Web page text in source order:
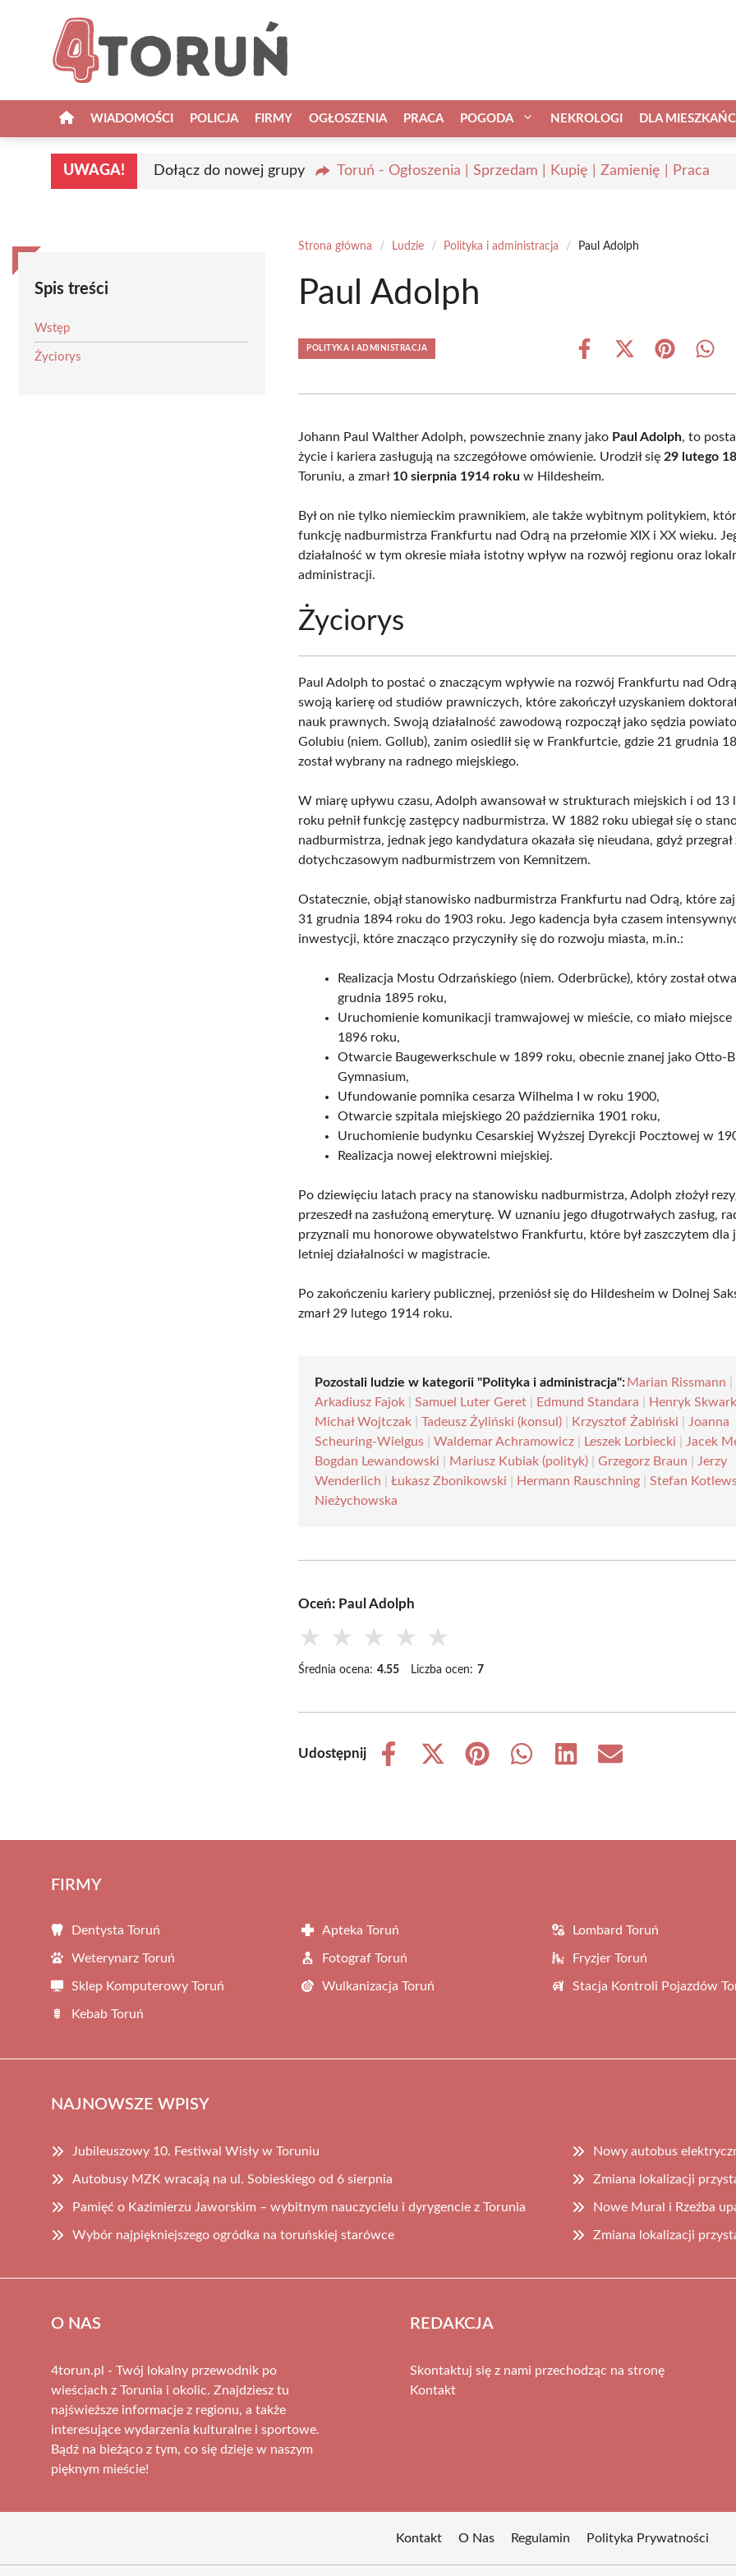
WIADOMOŚCI POLICJA FIRMY OGŁOSZENIA PRACA POGODA NEKROLOGI DLA
UWAGA! Dołącz do nowej grupy Toruń - Ogłoszenia | Sprzedam | Kupię | Zamienię | Praca
Spis treści
Wstęp
Życiorys
Strona główna / Ludzie / Polityka i administracja / Paul Adolph
Paul Adolph
POLITYKA I ADMINISTRACJA
Share
Share
(Twitter)
Share Share
Johann Paul Walther Adolph, powszechnie znany jako Paul Adolph, to
życie i kariera zasługują na szczegółowe omówienie. Urodził się 29 lutego
Toruniu, a zmarł 10 sierpnia 1914 roku w Hildesheim.
Był on nie tylko niemieckim prawnikiem, ale także wybitnym politykiem,
funkcję nadburmistrza Frankfurtu nad Odrą na przełomie XIX i XX wieku.
działalność w tym okresie miała istotny wpływ na rozwój regionu oraz
administracji.
Życiorys
Paul Adolph to postać o znaczącym wpływie na rozwój Frankfurtu nad
swoją karierę od studiów prawniczych, które zakończył uzyskaniem
nauk prawnych. Swoją działalność zawodową rozpoczął jako sędzia
Golubiu (niem. Gollub), zanim osiedlił się w Frankfurtcie, gdzie 21 grudnia
został wybrany na radnego miejskiego.
W miarę upływu czasu, Adolph awansował w strukturach miejskich i od 13
roku pełnił funkcję zastępcy nadburmistrza. W 1882 roku ubiegał się o
nadburmistrza, jednak jego kandydatura okazała się nieudana, gdyż przegrał
dotychczasowym nadburmistrzem von Kemnitzem.
Ostatecznie, objął stanowisko nadburmistrza Frankfurtu nad Odrą, które
31 grudnia 1894 roku do 1903 roku. Jego kadencja była czasem
inwestycji, które znacząco przyczyniły się do rozwoju miasta, m.in.:
Realizacja Mostu Odrzańskiego (niem. Oderbrücke), który został
grudnia 1895 roku,
Uruchomienie komunikacji tramwajowej w mieście, co miało miejsce
1896 roku,
Otwarcie Baugewerkschule w 1899 roku, obecnie znanej jako Otto-
Gymnasium,
Ufundowanie pomnika cesarza Wilhelma I w roku 1900,
Otwarcie szpitala miejskiego 20 października 1901 roku,
Uruchomienie budynku Cesarskiej Wyższej Dyrekcji Pocztowej w
Realizacja nowej elektrowni miejskiej.
Po dziewięciu latach pracy na stanowisku nadburmistrza, Adolph złożył
przeszedł na zasłużoną emeryturę. W uznaniu jego długotrwałych zasług,
przyznali mu honorowe obywatelstwo Frankfurtu, które był zaszczytem dla
letniej działalności w magistracie.
Po zakończeniu kariery publicznej, przeniósł się do Hildesheim w Dolnej
zmarł 29 lutego 1914 roku.
Pozostali ludzie w kategorii "Polityka i administracja":Marian Rissmann
Arkadiusz Fajok |Samuel Luter Geret Edmund Standara Henryk
Michał Wojtczak |Tadeusz Żyliński (konsul) Krzysztof Żabiński
Joanna
Scheuring-Wielgus |Waldemar Achramowicz Leszek Lorbiecki Jacek
Bogdan Lewandowski
Mariusz Kubiak (polityk) |Grzegorz Braun
Jerzy
Wenderlich |Łukasz Zbonikowski Hermann Rauschning |Stefan
Nieżychowska
Oceń: Paul Adolph
★ ★ ★ ★ ★
Średnia ocena: 4.55 Liczba ocen: 7
Udostępnij
Share
Share
Share
Share
Share
Share
FIRMY
Dentysta Toruń Apteka Toruń Lombard Toruń
Weterynarz Toruń Fotograf Toruń Fryzjer Toruń
Sklep Komputerowy Toruń Wulkanizacja Toruń Stacja Kontroli Pojazdów
Kebab Toruń
NAJNOWSZE WPISY
Jubileuszowy 10. Festiwal Wisły w Toruniu Nowy autobus
Autobusy MZK wracają na ul. Sobieskiego od 6 sierpnia Zmiana lokalizacji
Pamięć o Kazimierzu Jaworskim – wybitnym nauczycielu i dyrygencie z Torunia Nowe Mural i Rzeźba
Wybór najpiękniejszego ogródka na toruńskiej starówce Zmiana lokalizacji
O NAS
4torun.pl - Twój lokalny przewodnik po
wieściach z Torunia i okolic. Znajdziesz tu
najświeższe informacje z regionu, a także
interesujące wydarzenia kulturalne i sportowe.
Bądź na bieżąco z tym, co się dzieje w naszym
pięknym mieście!
REDAKCJA
Skontaktuj się z nami przechodząc na stronę
Kontakt
Kontakt O Nas Regulamin Polityka Prywatności